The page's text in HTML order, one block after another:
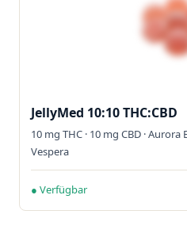
JellyMed 10:10 THC:CBD
10 mg THC · 10 mg CBD ·
Vespera
● Verfügbar